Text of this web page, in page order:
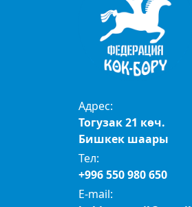
Адрес:
Тогузак 21 көч.
Бишкек шаары
Тел:
+996 550 980 650
E-mail: